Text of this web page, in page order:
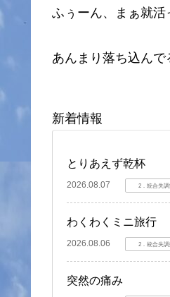
ふぅーん、まぁ就活
あんまり落ち込んで
新着情報
とりあえず乾杯
2026.08.07 2．統合失
わくわくミニ旅行
2026.08.06 2．統合失
突然の痛み